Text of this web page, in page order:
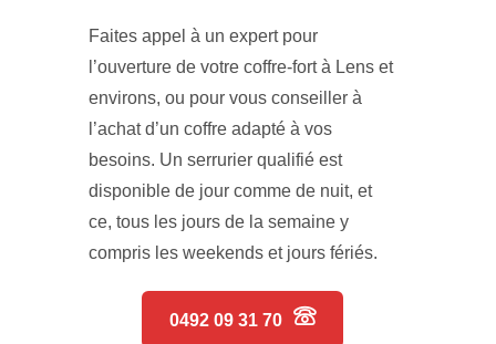
Faites appel à un expert pour
l’ouverture de votre coffre-fort à Lens et
environs, ou pour vous conseiller à
l’achat d’un coffre adapté à vos
besoins. Un serrurier qualifié est
disponible de jour comme de nuit, et
ce, tous les jours de la semaine y
compris les weekends et jours fériés.
0492 09 31 70